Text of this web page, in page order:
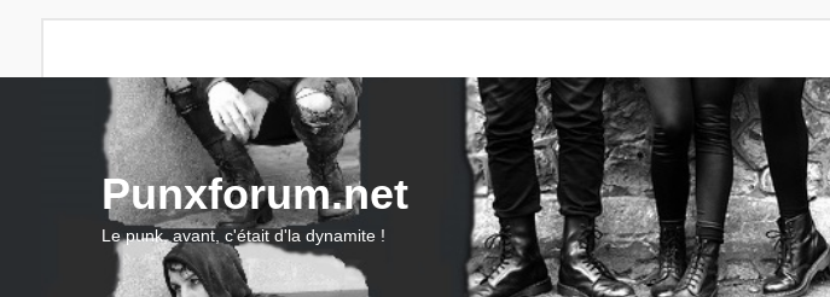
Punxforum.net
Le punk, avant, c'était d'la dynamite !